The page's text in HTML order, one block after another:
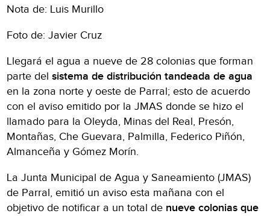
Nota de: Luis Murillo
Foto de: Javier Cruz
Llegará el agua a nueve de 28 colonias que forman
parte delsistema de distribución tandeada de agua
en la zona norte y oeste de Parral; esto de acuerdo
con el aviso emitido por la JMAS donde se hizo el
llamado para la Oleyda, Minas del Real, Presón,
Montañas, Che Guevara, Palmilla, Federico Piñón,
Almanceña y Gómez Morín.
La Junta Municipal de Agua y Saneamiento (JMAS)
de Parral, emitió un aviso esta mañana con el
objetivo de notificar a un total de nueve colonias que